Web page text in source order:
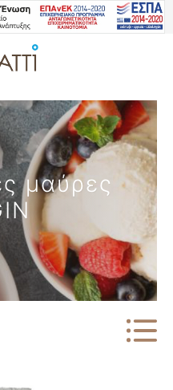
μαύρες